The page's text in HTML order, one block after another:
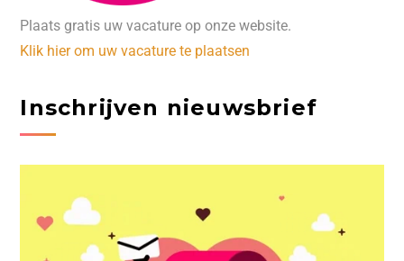
Plaats gratis uw vacature op onze website.
Klik hier om uw vacature te plaatsen
Inschrijven nieuwsbrief